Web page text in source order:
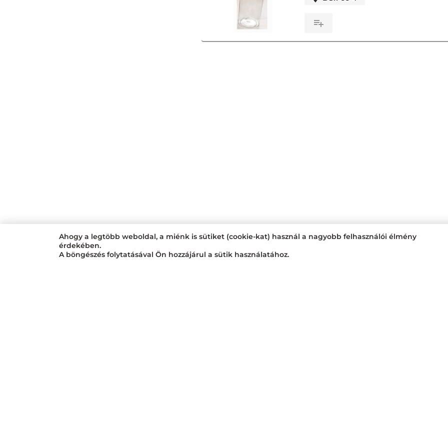
Ahogy a legtöbb weboldal, a miénk is sütiket (cookie-kat) használ a nagyobb felhasználói élmény
érdekében.
A böngészés folytatásával Ön hozzájárul a sütik használatához.